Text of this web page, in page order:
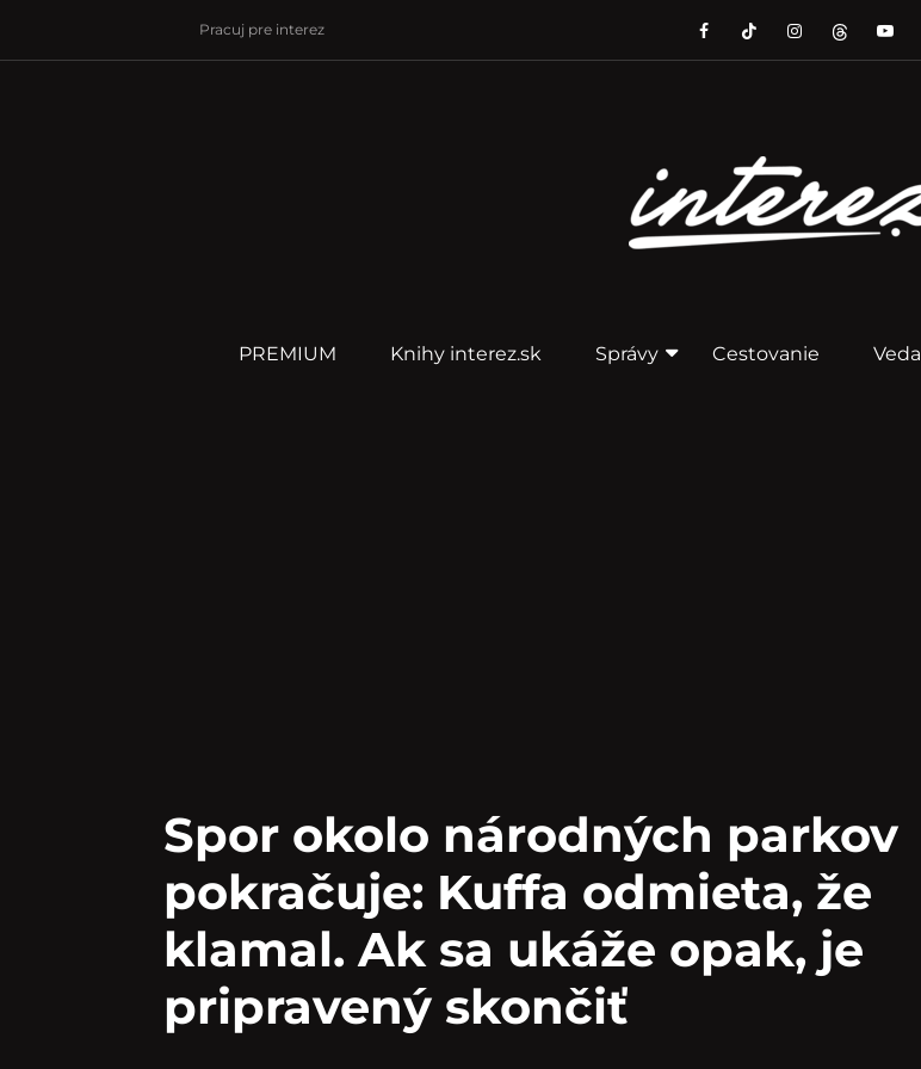
Pracuj pre interez
PREMIUM Knihy interez.sk Správy Cestovanie Veda
Spor okolo národných parkov
pokračuje: Kuffa odmieta, že
klamal. Ak sa ukáže opak, je
pripravený skončiť